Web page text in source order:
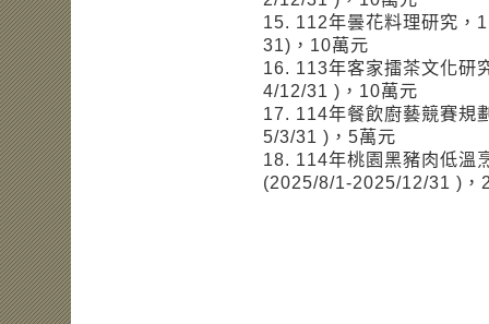
15. 112年曇花料理研究
31)，10萬元
16. 113年客家擂茶文化
4/12/31 )，10萬元
17. 114年餐飲廚藝競賽
5/3/31 )，5萬元
18. 114年桃園黑豬肉低溫
(2025/8/1-2025/12/31 )，